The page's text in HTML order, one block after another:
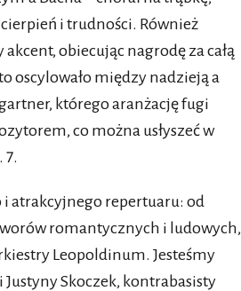
i trudności. Również
obiecując nagrodę za całą
oscylowało między nadzieją a
którego aranżację fugi
co można usłyszeć w
7.
atrakcyjnego repertuaru: od
romantycznych i ludowych,
Leopoldinum. Jesteśmy
Skoczek, kontrabasisty